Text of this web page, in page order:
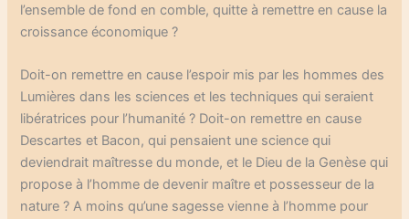
l’ensemble de fond en comble, quitte à remettre en cause la
croissance économique ?
Doit-on remettre en cause l’espoir mis par les hommes des
Lumières dans les sciences et les techniques qui seraient
libératrices pour l’humanité ? Doit-on remettre en cause
Descartes et Bacon, qui pensaient une science qui
deviendrait maîtresse du monde, et le Dieu de la Genèse qui
propose à l’homme de devenir maître et possesseur de la
nature ? A moins qu’une sagesse vienne à l’homme pour